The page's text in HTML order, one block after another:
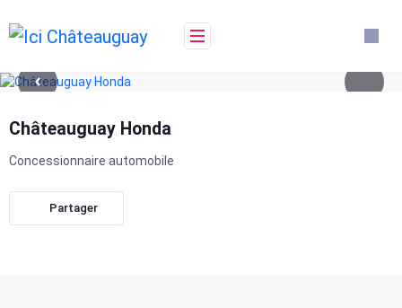
to
content
Châteauguay Honda
Concessionnaire automobile
Partager